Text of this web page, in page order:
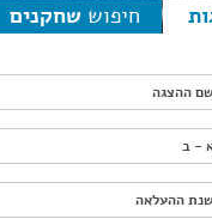
חיפוש שחקנים
שם ההצגה
א - ב
- ב
שנת ההעלאה
ההעלאה